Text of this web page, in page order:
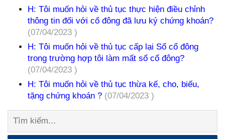
H: Tôi muốn hỏi về thủ tục thực hiện điều chỉnh
thông tin đối với cổ đông đã lưu ký chứng khoán?
(07/04/2023 )
H: Tôi muốn hỏi về thủ tục cấp lại Sổ cổ đông
trong trường hợp tôi làm mất sổ cổ đông?
(07/04/2023 )
H: Tôi muốn hỏi về thủ tục thừa kế, cho, biếu,
tặng chứng khoán ? (07/04/2023 )
Tìm